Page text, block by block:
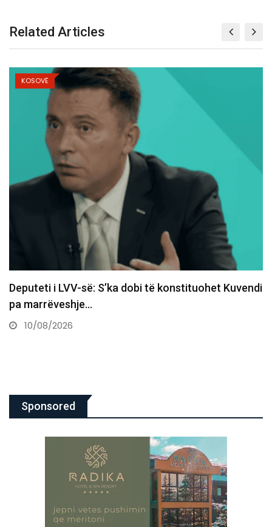
Related Articles
KOSOVË
Shpërthen Etna, mbyllet pjesërisht hapësira
mbi Siçili
10/08/2026
Sponsored